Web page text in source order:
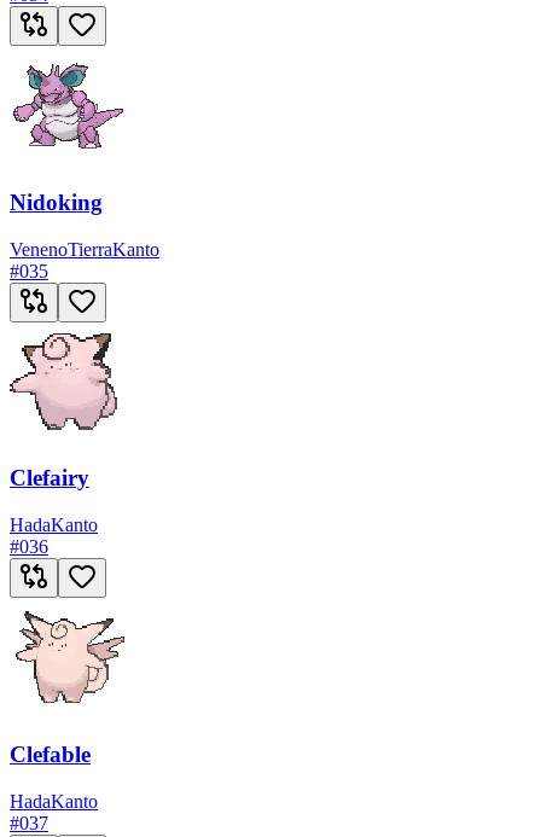
Nidoking
VenenoTierraKanto
#035
Clefairy
HadaKanto
#036
Clefable
HadaKanto
#037